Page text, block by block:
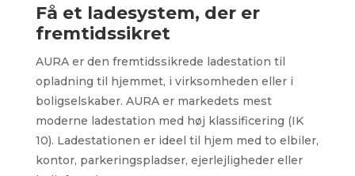
Få et ladesystem, der er
fremtidssikret
AURA er den fremtidssikrede ladestation til
opladning til hjemmet, i virksomheden eller i
boligselskaber. AURA er markedets mest
moderne ladestation med høj klassificering (IK
10). Ladestationen er ideel til hjem med to elbiler,
kontor, parkeringspladser, ejerlejligheder eller